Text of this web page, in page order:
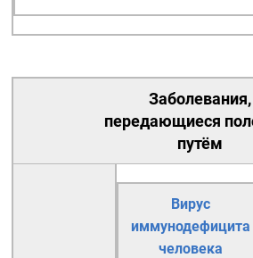
Заболевания,
передающиеся
путём
Вирус
иммунодефицита
человека